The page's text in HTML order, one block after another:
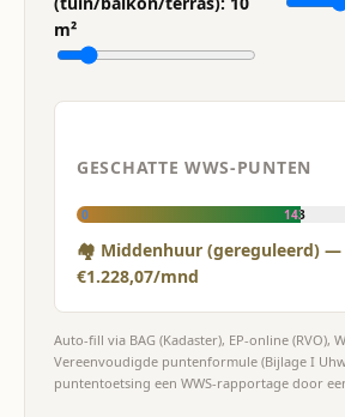
m²
GESCHATTE WWS-PUNTEN
0 143
🏘 Middenhuur (gereguleerd) —
€1.228,07/mnd
Auto-fill via BAG (Kadaster), EP-online (RVO),
Vereenvoudigde puntenformule (Bijlage I
puntentoetsing een WWS-rapportage door